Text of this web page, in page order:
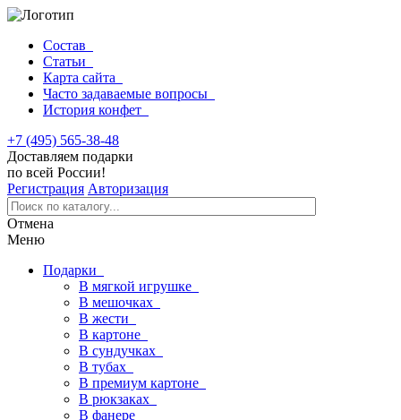
Состав
Статьи
Карта сайта
Часто задаваемые вопросы
История конфет
+7 (495) 565-38-48
Доставляем подарки
по всей России!
Регистрация Авторизация
Отмена
Меню
Подарки
В мягкой игрушке
В мешочках
В жести
В картоне
В сундучках
В тубах
В премиум картоне
В рюкзаках
В фанере